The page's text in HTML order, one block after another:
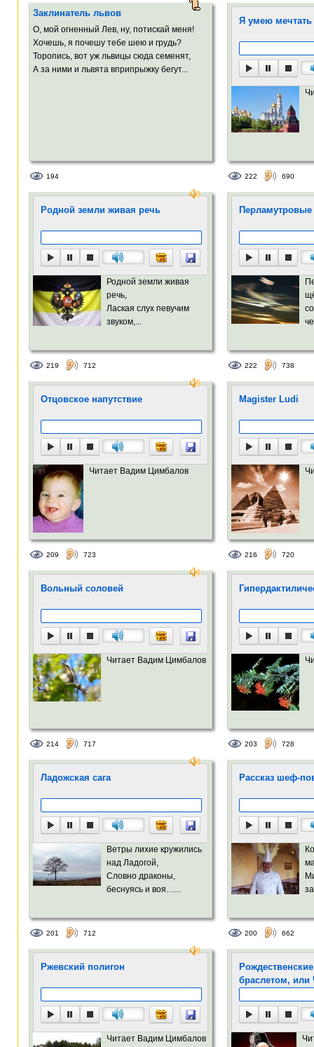
Заклинатель львов
О, мой огненный Лев, ну, потискай меня!
Хочешь, я почешу тебе шею и грудь?
Торопись, вот уж львицы сюда семенят,
А за ними и львята вприпрыжку бегут...
194
Я умею мечтать
222 690
Родной земли живая речь
Родной земли живая
речь,
Лаская слух певучим
звуком,...
219 712 222 738
Отцовское напутствие
Читает Вадим Цимбалов
209 723
Magister Ludi
216 720
Вольный соловей
Читает Вадим Цимбалов
214 717 203 728
Ладожская сага
Ветры лихие кружились
над Ладогой,
Словно драконы,
беснуясь и воя…...
201 712
Рассказ шеф-
200 662
Ржевский полигон
Читает Вадим Цимбалов
браслетом, или